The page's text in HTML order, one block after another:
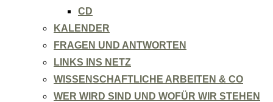
CD
KALENDER
FRAGEN UND ANTWORTEN
LINKS INS NETZ
WISSENSCHAFTLICHE ARBEITEN & CO
WER WIRD SIND UND WOFÜR WIR STEHEN